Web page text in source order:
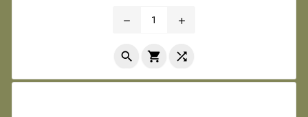
remove add
  